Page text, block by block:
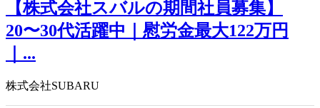
【株式会社スバルの期間社員募集】
20〜30代活躍中｜慰労金最大122万円
｜...
株式会社SUBARU